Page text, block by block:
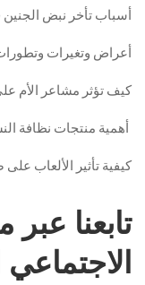
أسباب تأخر نبض
أعراض وتغيرات
كيف تؤثر مشاعر الأم
أهمية منتجات نظافة
كيفية تأثير الألعاب
تابعنا